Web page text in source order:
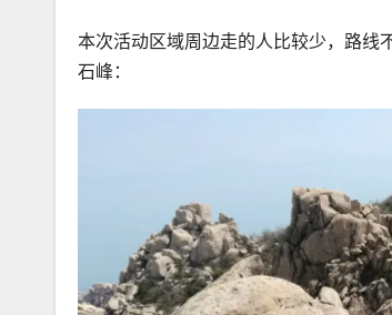
本次活动区域周边走的人比较少，路线
石峰：